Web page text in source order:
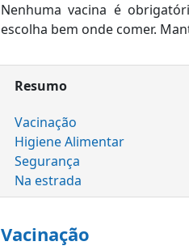
Nenhuma vacina é
escolha bem onde comer.
Resumo
Vacinação
Higiene Alimentar
Segurança
Na estrada
Vacinação